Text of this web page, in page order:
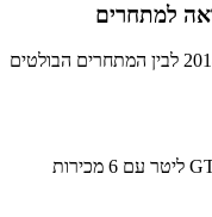
השוואת רמות הגימור של פולקסווגן שירוקו 2018 לבין המתחרים הבולטים
לפולקסווגן שירוקו יש רמת גימור אחת GTS 2.0 ליטר עם 6 מכירות